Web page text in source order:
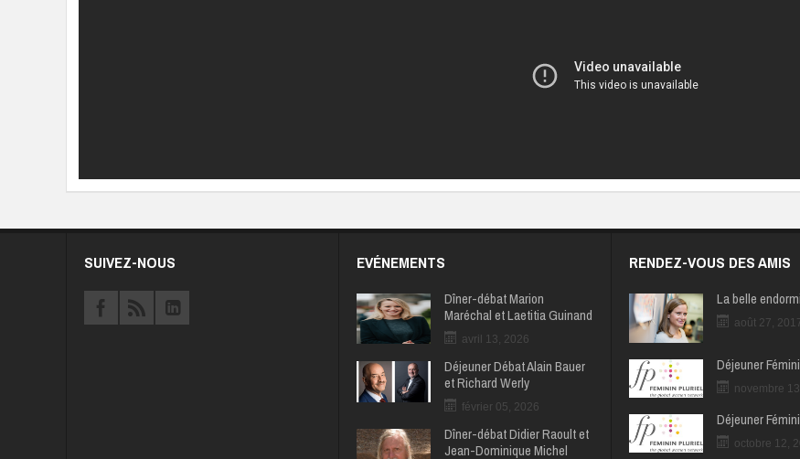
SUIVEZ-NOUS EVÉNEMENTS
Dîner-débat Marion
Maréchal et Laetitia Guinand
avril 13, 2026
Déjeuner Débat Alain Bauer
et Richard Werly
février 05, 2026
Dîner-débat Didier Raoult et
Jean-Dominique Michel
RENDEZ-VOUS DES AMIS
La belle
août 27,
Déjeuner
novembre
Déjeuner
octobre 12,